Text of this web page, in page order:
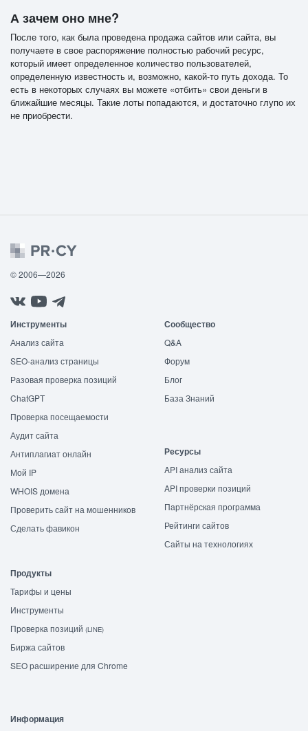
А зачем оно мне?
После того, как была проведена продажа сайтов или сайта, вы
получаете в свое распоряжение полностью рабочий ресурс,
который имеет определенное количество пользователей,
определенную известность и, возможно, какой-то путь дохода. То
есть в некоторых случаях вы можете «отбить» свои деньги в
ближайшие месяцы. Такие лоты попадаются, и достаточно глупо их
не приобрести.
© 2006—2026
Инструменты
Анализ сайта
SEO-анализ страницы
Разовая проверка позиций
ChatGPT
Проверка посещаемости
Аудит сайта
Антиплагиат онлайн
Мой IP
WHOIS домена
Проверить сайт на мошенников
Сделать фавикон
Сообщество
Q&A
Форум
Блог
База Знаний
Ресурсы
API анализ сайта
API проверки позиций
Партнёрская программа
Рейтинги сайтов
Сайты на технологиях
Продукты
Тарифы и цены
Инструменты
Проверка позиций (LINE)
Биржа сайтов
SEO расширение для Chrome
Информация